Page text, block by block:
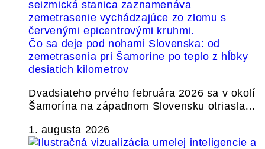
Čo sa deje pod nohami Slovenska: od
zemetrasenia pri Šamoríne po teplo z hĺbky
desiatich kilometrov
Dvadsiateho prvého februára 2026 sa v okolí
Šamorína na západnom Slovensku otriasla…
1. augusta 2026